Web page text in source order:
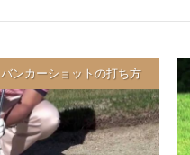
バンカーショットの打ち方